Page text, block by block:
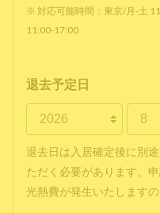
※ 対応可能時間：東京/月-土
11:00-17:00
退去予定日
退去日は入居確定後に別
ただく必要があります。
光熱費が発生いたします